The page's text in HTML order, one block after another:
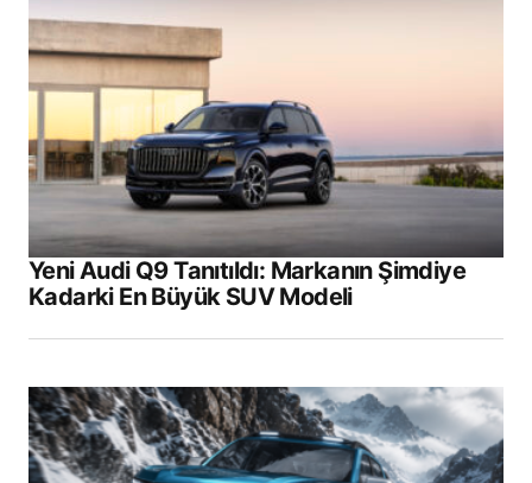
Yeni Audi Q9 Tanıtıldı: Markanın Şimdiye
Kadarki En Büyük SUV Modeli